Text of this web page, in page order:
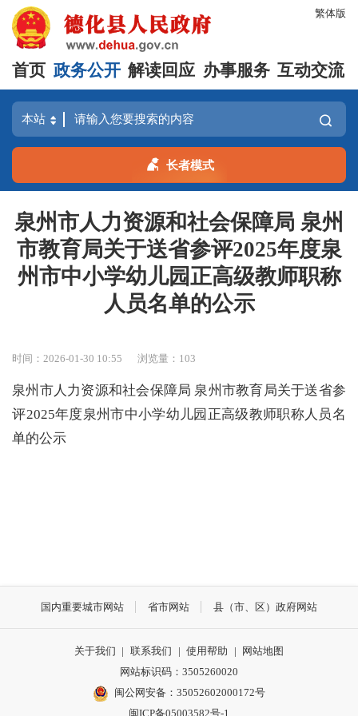
繁体版
首页 政务公开 解读回应 办事服务 互动交流
长者模式
泉州市人力资源和社会保障局 泉州
市教育局关于送省参评2025年度泉
州市中小学幼儿园正高级教师职称
人员名单的公示
时间：2026-01-30 10:55 浏览量： 103
泉州市人力资源和社会保障局 泉州市教育局关于送省参
评2025年度泉州市中小学幼儿园正高级教师职称人员名
单的公示
国内重要城市网站 省市网站 县（市、区）政府网站
关于我们 | 联系我们 | 使用帮助 |
网站地图
网站标识码：3505260020
闽公网安备：35052602000172号
闽ICP备05003582号-1